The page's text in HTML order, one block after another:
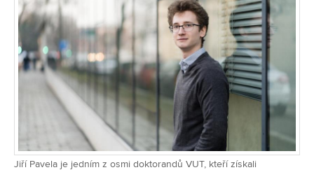
Jiří Pavela je jedním z osmi doktorandů VUT, kteří získali